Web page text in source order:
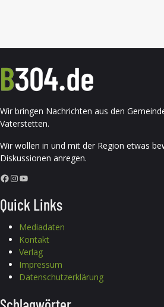
Wir bringen Nachrichten aus den
Vaterstetten.
Wir wollen in und mit der Region etwas
Diskussionen anregen.
Facebook InstagramYouTube
Quick Links
Mediadaten
Kontakt
Verlag
Impressum
Datenschutzerklärung